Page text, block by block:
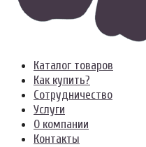
Каталог товаров
Как купить?
Сотрудничество
Услуги
О компании
Контакты